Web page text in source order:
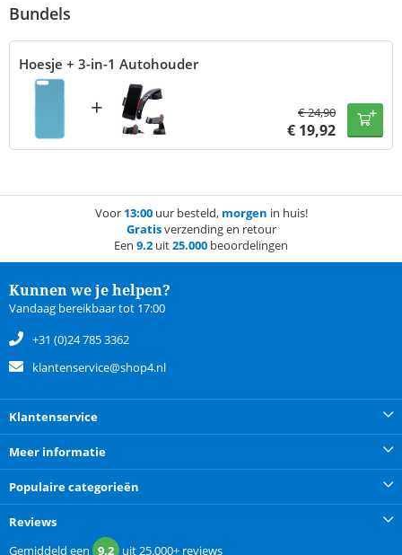
Bundels
Hoesje + 3-in-1 Autohouder
+ €24,90
€ 19,92
Voor 13:00uur besteld, morgen in huis!
Gratisverzending en retour
Een 9.2 uit25.000 beoordelingen
Kunnen we je helpen?
Vandaag bereikbaar tot 17:00
+31 (0)24 785 3362
klantenservice@shop4.nl
Klantenservice
Meer informatie
Populaire categorieën
Reviews
Gemiddeld een 9.2 uit25.000+ reviews